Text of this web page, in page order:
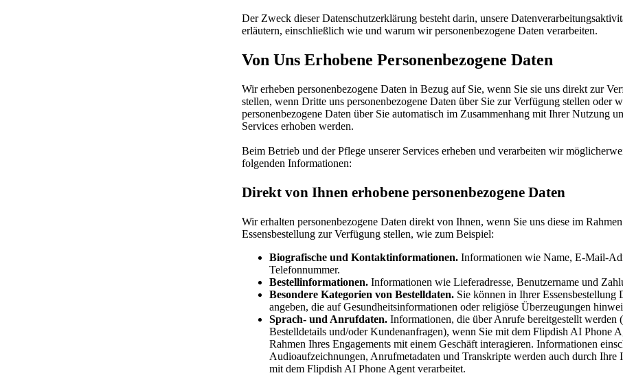
Der Zweck dieser Datenschutzerklärung besteht darin, unsere
erläutern, einschließlich wie und warum wir personenbezogene Daten verarbeiten.
Von Uns Erhobene Personenbezogene Daten
Wir erheben personenbezogene Daten in Bezug auf Sie, wenn Sie sie uns direkt zur
stellen, wenn Dritte uns personenbezogene Daten über Sie zur Verfügung stellen oder
personenbezogene Daten über Sie automatisch im Zusammenhang mit Ihrer Nutzung
Services erhoben werden.
Beim Betrieb und der Pflege unserer Services erheben und verarbeiten wir
folgenden Informationen:
Direkt von Ihnen erhobene personenbezogene Daten
Wir erhalten personenbezogene Daten direkt von Ihnen, wenn Sie uns diese im
Essensbestellung zur Verfügung stellen, wie zum Beispiel:
Biografische und Kontaktinformationen. Informationen wie Name, E-Mail-
Telefonnummer.
Bestellinformationen. Informationen wie Lieferadresse, Benutzername und
Besondere Kategorien von Bestelldaten. Sie können in Ihrer Essensbestellung
angeben, die auf Gesundheitsinformationen oder religiöse Überzeugungen
Sprach- und Anrufdaten. Informationen, die über Anrufe bereitgestellt werden
Bestelldetails und/oder Kundenanfragen), wenn Sie mit dem Flipdish AI Phone
Rahmen Ihres Engagements mit einem Geschäft interagieren. Informationen
Audioaufzeichnungen, Anrufmetadaten und Transkripte werden auch durch Ihre
mit dem Flipdish AI Phone Agent verarbeitet.